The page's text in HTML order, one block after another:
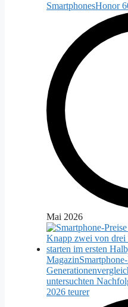
SmartphonesHonor
Mai 2026
Magazin
untersuchten
2026 teurer